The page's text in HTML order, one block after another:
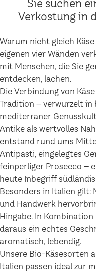
Verkostung in
Warum nicht gleich
eigenen vier Wänden
mit Menschen, die Sie
entdecken, lachen.
Die Verbindung von
Tradition – verwurzelt
mediterraner
Antike als wertvolles
entstand rund ums
Antipasti, eingelegtes
feinperliger Prosecco –
heute Inbegriff
Besonders in Italien gilt:
und Handwerk
Hingabe. In
daraus ein echtes
aromatisch, lebendig.
Unsere Bio-Käsesorten
Italien passen ideal zur